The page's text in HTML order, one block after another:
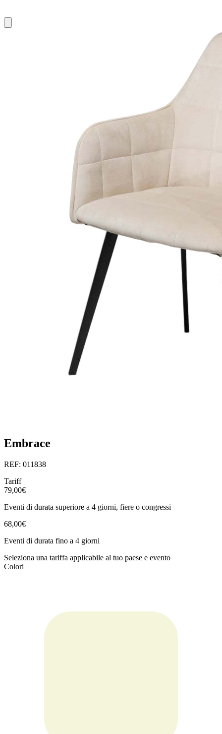
Embrace
REF: 011838
Tariff
79,00€
Eventi di durata superiore a 4 giorni, fiere o congressi
68,00€
Eventi di durata fino a 4 giorni
Seleziona una tariffa applicabile al tuo paese e evento
Colori